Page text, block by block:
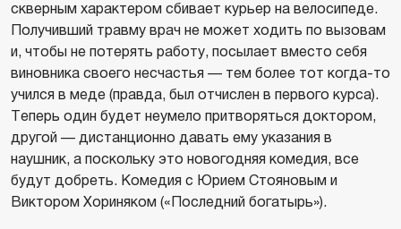
скверным характером сбивает курьер на велосипеде.
Получивший травму врач не может ходить по вызовам
и, чтобы не потерять работу, посылает вместо себя
виновника своего несчастья — тем более тот когда-то
учился в меде (правда, был отчислен в первого курса).
Теперь один будет неумело притворяться доктором,
другой — дистанционно давать ему указания в
наушник, а поскольку это новогодняя комедия, все
будут добреть. Комедия с Юрием Стояновым и
Виктором Хориняком («Последний богатырь»).